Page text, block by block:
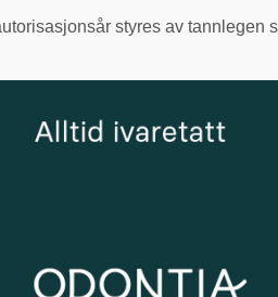
styres av tannlegen